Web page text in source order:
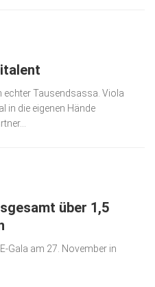
echter Tausendsassa. Viola
in die eigenen Hände
über 1,5
Gala am 27. November in